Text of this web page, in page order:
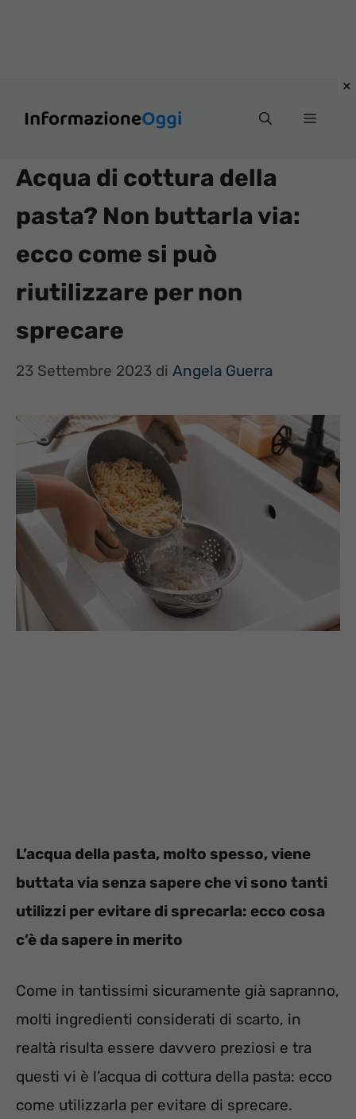
Menu
Acqua di cottura della
pasta? Non buttarla via:
ecco come si può
riutilizzare per non
sprecare
23 Settembre 2023 di Angela Guerra
L’acqua della pasta, molto spesso, viene
buttata via senza sapere che vi sono tanti
utilizzi per evitare di sprecarla: ecco cosa
c’è da sapere in merito
Come in tantissimi sicuramente già sapranno,
molti ingredienti considerati di scarto, in
realtà risulta essere davvero preziosi e tra
questi vi è l’acqua di cottura della pasta: ecco
come utilizzarla per evitare di sprecare.